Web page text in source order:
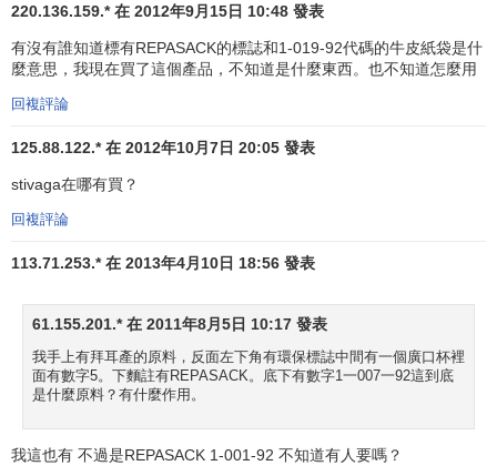
1884年，化學家卡爾·杜伊斯堡開始了他在拜耳公司的工
作。在他的領導下，拜耳的化學家們成功地進行了開創性的
發明創造。1888年，拜耳公司創建了醫葯部門。1891年，公
司在勒沃庫森購買土地，用來建造生產基地。1897年，拜耳
學的、穩定的乙酰水楊酸。1899年，阿司匹靈首次進行了
標註冊，併成為風靡全世界的止痛藥。1912年，公司將總部
遷往勒沃庫森。
1925年，富黎德里希·拜耳顏料廠公司與其它公司
萊茵地區聯合企業的主要生產中心。二次世界大戰後盟軍查
1951年，拜耳顏料廠股份公司重新成立。 1972年，公司更名
為拜耳德國股份有限公司，並迅速向國際化學和醫葯集團發
展。1973年，布隆斯布特爾生產基地破土動工。德國蒙海姆
農作物保護中心的奠基儀式在1979年舉行。1986年，拜耳從
220.136.159.* 在 2012年9月15日 10:48 發表
有沒有誰知道標有REPASACK的標誌和1-019-92代碼的牛皮紙袋是什
麼意思，我現在買了這個產品，不知道是什麼東西。也不知道怎麼用
回複評論
125.88.122.* 在 2012年10月7日 20:05 發表
stivaga在哪有買？
回複評論
113.71.253.* 在 2013年4月10日 18:56 發表
61.155.201.* 在 2011年8月5日 10:17 發表
我手上有拜耳產的原料，反面左下角有環保標誌中間有一個廣口杯裡
面有數字5。下麵註有REPASACK。底下有數字1一007一92這到底
是什麼原料？有什麼作用。
我這也有 不過是REPASACK 1-001-92 不知道有人要嗎？